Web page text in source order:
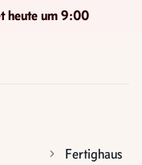
heute um 9:00
Immobilien GmbH
Fertighaus